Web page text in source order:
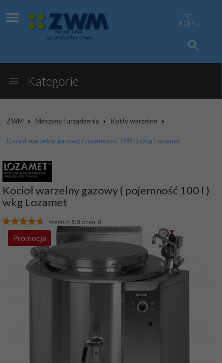
0 szt.
0.00 PLN
Kategorie
ZWM Maszyny i urządzenia Kotły warzelne
Kocioł warzelny gazowy ( pojemność 100 l ) wkg Lozamet
Kocioł warzelny gazowy ( pojemność 100 l )
wkg Lozamet
średnia: 5.0ocen: 8
Promocja